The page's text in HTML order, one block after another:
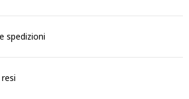
spedizioni